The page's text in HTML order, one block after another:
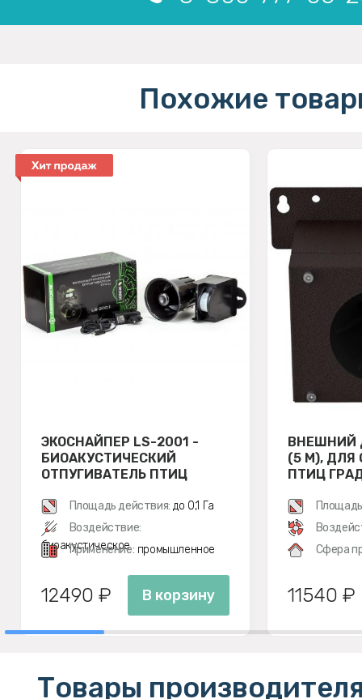
Похожие
ЭКОСНАЙПЕР LS-2001 -
БИОАКУСТИЧЕСКИЙ
ОТПУГИВАТЕЛЬ ПТИЦ
Площадь действия: до 0,1 Га
Воздействие:
биоакустическое
Применение: промышленное
12490 ₽ В корзину
ВНЕШНИЙ
(5 М), ДЛЯ
ПТИЦ ГРАД
м²
Сфера
11540 ₽
Товары